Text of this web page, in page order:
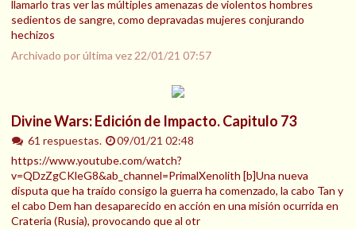
llamarlo tras ver las múltiples amenazas de violentos hombres
sedientos de sangre, como depravadas mujeres conjurando
hechizos
Archivado por última vez 22/01/21 07:57
Divine Wars: Edición de Impacto. Capitulo 73
61 respuestas.
09/01/21 02:48
https://www.youtube.com/watch?
v=QDzZgCKleG8&ab_channel=PrimalXenolith [b]Una nueva
disputa que ha traído consigo la guerra ha comenzado, la cabo Tan y
el cabo Dem han desaparecido en acción en una misión ocurrida en
Crateria (Rusia), provocando que al otr